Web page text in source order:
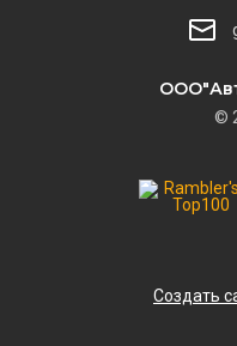
©
Создать